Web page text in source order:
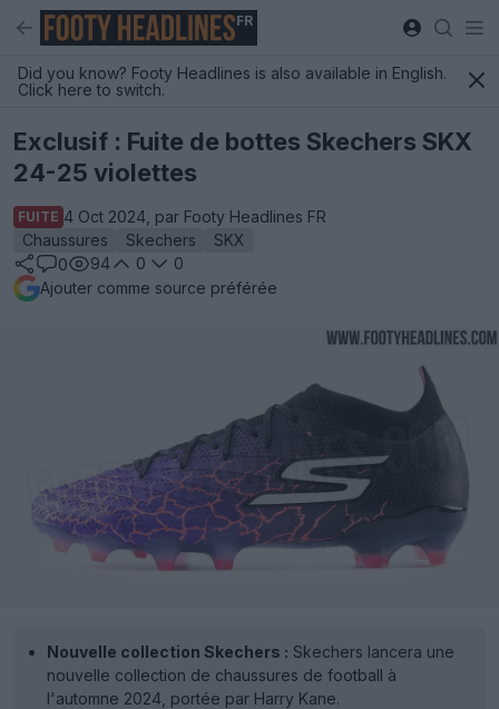
FR
Did you know? Footy Headlines is also available in English.
Click here to switch.
Exclusif : Fuite de bottes Skechers SKX
24-25 violettes
FUITE 4 Oct 2024, par Footy Headlines FR
Chaussures
Skechers
SKX
0
94 0
0
Ajouter comme source préférée
Nouvelle collection Skechers : Skechers lancera une
nouvelle collection de chaussures de football à
l'automne 2024, portée par Harry Kane.